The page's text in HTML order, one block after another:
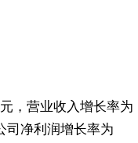
，营业收入增长率为
司净利润增长率为